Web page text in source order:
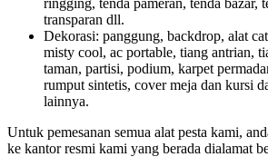
transparan dll.
Dekorasi: panggung, backdrop, alat
misty cool, ac portable, tiang antrian,
taman, partisi, podium, karpet
rumput sintetis, cover meja dan kursi
lainnya.
Untuk pemesanan semua alat pesta kami,
ke kantor resmi kami yang berada dialamat